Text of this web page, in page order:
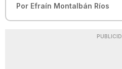
Por Efraín Montalbán Ríos